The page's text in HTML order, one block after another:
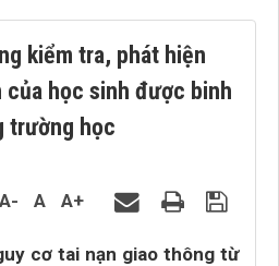
kiểm tra, phát hiện
của học sinh được binh
trường học
A- A A+
cơ tai nạn giao thông từ